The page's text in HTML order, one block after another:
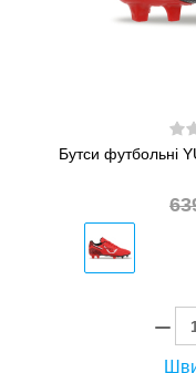
Бутси футбольні